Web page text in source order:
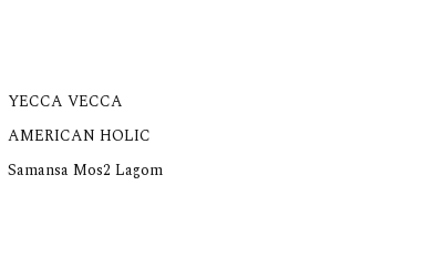
YECCA VECCA
AMERICAN HOLIC
Samansa Mos2 Lagom